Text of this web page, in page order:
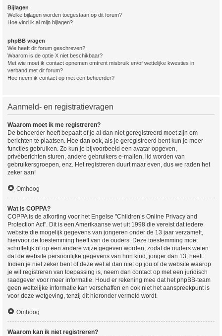
Bijlagen
Welke bijlagen worden toegestaan op dit forum?
Hoe vind ik al mijn bijlagen?
phpBB vragen
Wie heeft dit forum geschreven?
Waarom is de optie X niet beschikbaar?
Met wie moet ik contact opnemen omtrent misbruik en/of wettelijke kwesties in
verband met dit forum?
Hoe neem ik contact op met een beheerder?
Aanmeld- en registratievragen
Waarom moet ik me registreren?
De beheerder heeft bepaalt of je al dan niet geregistreerd moet zijn om
berichten te plaatsen. Hoe dan ook, als je geregistreerd bent kun je meer
functies gebruiken. Zo kun je bijvoorbeeld een avatar opgeven,
privéberichten sturen, andere gebruikers e-mailen, lid worden van
gebruikersgroepen, enz. Het registreren duurt maar even, dus we raden het
zeker aan!
Omhoog
Wat is COPPA?
COPPA is de afkorting voor het Engelse "Children’s Online Privacy and
Protection Act". Dit is een Amerikaanse wet uit 1998 die vereist dat iedere
website die mogelijk gegevens van jongeren onder de 13 jaar verzamelt,
hiervoor de toestemming heeft van de ouders. Deze toestemming moet
schriftelijk of op een andere wijze gegeven worden, zodat de ouders weten
dat de website persoonlijke gegevens van hun kind, jonger dan 13, heeft.
Indien je niet zeker bent of deze wet al dan niet op jou of de website waarop
je wil registreren van toepassing is, neem dan contact op met een juridisch
raadgever voor meer informatie. Houd er rekening mee dat het phpBB-team
geen wettelijke informatie kan verschaffen en ook niet het aanspreekpunt is
voor deze wetgeving, tenzij dit hieronder vermeld wordt.
Omhoog
Waarom kan ik niet registreren?